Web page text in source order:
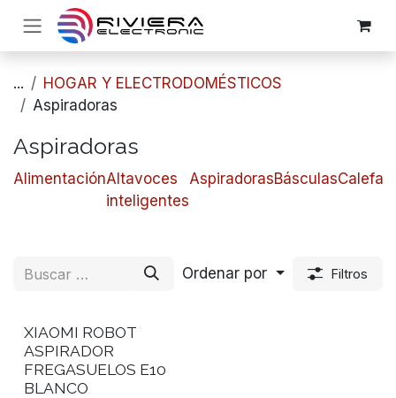
Ir al contenido
...
HOGAR Y ELECTRODOMÉSTICOS
Aspiradoras
Aspiradoras
AlimentaciónAltavoces
inteligentes
AspiradorasBásculas
Ordenar por Filtros
XIAOMI ROBOT
ASPIRADOR
FREGASUELOS E10
BLANCO